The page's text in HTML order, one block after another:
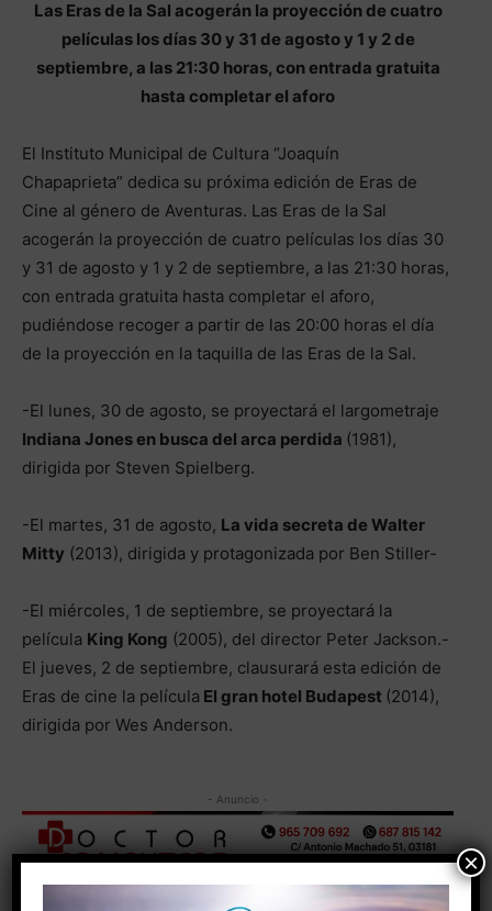
Las Eras de la Sal acogerán la proyección de cuatro
películas los días 30 y 31 de agosto y 1 y 2 de
septiembre, a las 21:30 horas, con entrada gratuita
hasta completar el aforo
El Instituto Municipal de Cultura “Joaquín
Chapaprieta” dedica su próxima edición de Eras de
Cine al género de Aventuras. Las Eras de la Sal
acogerán la proyección de cuatro películas los días 30
y 31 de agosto y 1 y 2 de septiembre, a las 21:30 horas,
con entrada gratuita hasta completar el aforo,
pudiéndose recoger a partir de las 20:00 horas el día
de la proyección en la taquilla de las Eras de la Sal.
-El lunes, 30 de agosto, se proyectará el largometraje
Indiana Jones en busca del arca perdida (1981),
dirigida por Steven Spielberg.
-El martes, 31 de agosto, La vida secreta de Walter
Mitty (2013), dirigida y protagonizada por Ben Stiller-
-El miércoles, 1 de septiembre, se proyectará la
película King Kong (2005), del director Peter Jackson.-
El jueves, 2 de septiembre, clausurará esta edición de
Eras de cine la película El gran hotel Budapest (2014),
dirigida por Wes Anderson.
- Anuncio -
×